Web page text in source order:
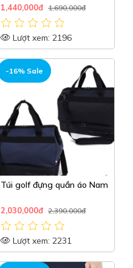
1,440,000đ 1,690,000đ
Lượt xem: 2196
-16% Sale
Túi golf đựng quần áo Nam
2,030,000đ 2,390,000đ
Lượt xem: 2231